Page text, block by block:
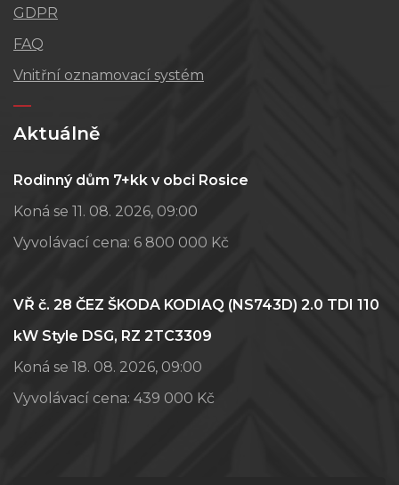
GDPR
FAQ
Vnitřní oznamovací systém
Aktuálně
Rodinný dům 7+kk v obci Rosice
Koná se 11. 08. 2026, 09:00
Vyvolávací cena: 6 800 000 Kč
VŘ č. 28 ČEZ ŠKODA KODIAQ (NS743D) 2.0 TDI 110
kW Style DSG, RZ 2TC3309
Koná se 18. 08. 2026, 09:00
Vyvolávací cena: 439 000 Kč